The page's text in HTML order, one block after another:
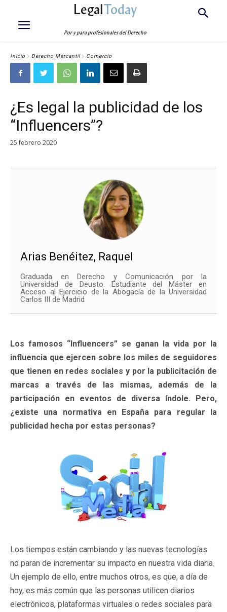
LegalToday
Por y para profesionales del Derecho
Inicio Derecho Mercantil Comercio
¿Es legal la publicidad de los
“Influencers”?
25 febrero 2020
Arias Benéitez, Raquel
Graduada en Derecho y Comunicación por la
Universidad de Deusto. Estudiante del Máster en
Acceso al Ejercicio de la Abogacía de la Universidad
Carlos III de Madrid
Los famosos “Influencers” se ganan la vida por la
influencia que ejercen sobre los miles de seguidores
que tienen en redes sociales y por la publicitación de
marcas a través de las mismas, además de la
participación en eventos de diversa índole. Pero,
¿existe una normativa en España para regular la
publicidad hecha por estas personas?
Los tiempos están cambiando y las nuevas tecnologías
no paran de incrementar su impacto en nuestra vida diaria.
Un ejemplo de ello, entre muchos otros, es que, a día de
hoy, es más común que las personas utilicen diarios
electrónicos, plataformas virtuales o redes sociales para